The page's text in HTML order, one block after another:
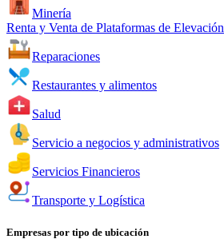
Minería
Renta y Venta de Plataformas de Elevación
Reparaciones
Restaurantes y alimentos
Salud
Servicio a negocios y administrativos
Servicios Financieros
Transporte y Logística
Empresas por tipo de ubicación